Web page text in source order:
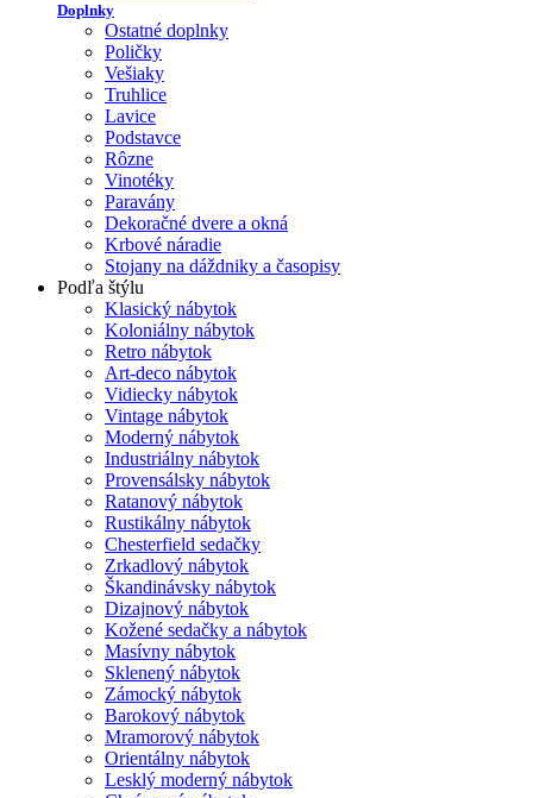
Doplnky
Ostatné doplnky
Poličky
Vešiaky
Truhlice
Lavice
Podstavce
Rôzne
Vinotéky
Paravány
Dekoračné dvere a okná
Krbové náradie
Stojany na dáždniky a časopisy
Podľa štýlu
Klasický nábytok
Koloniálny nábytok
Retro nábytok
Art-deco nábytok
Vidiecky nábytok
Vintage nábytok
Moderný nábytok
Industriálny nábytok
Provensálsky nábytok
Ratanový nábytok
Rustikálny nábytok
Chesterfield sedačky
Zrkadlový nábytok
Škandinávsky nábytok
Dizajnový nábytok
Kožené sedačky a nábytok
Masívny nábytok
Sklenený nábytok
Zámocký nábytok
Barokový nábytok
Mramorový nábytok
Orientálny nábytok
Lesklý moderný nábytok